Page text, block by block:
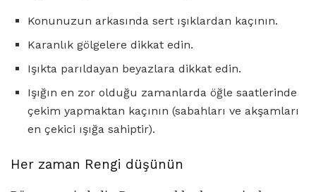
Konunuzun arkasında sert ışıklardan kaçının.
Karanlık gölgelere dikkat edin.
Işıkta parıldayan beyazlara dikkat edin.
Işığın en zor olduğu zamanlarda öğle saatlerinde
çekim yapmaktan kaçının (sabahları ve akşamları
en çekici ışığa sahiptir).
Her zaman Rengi düşünün